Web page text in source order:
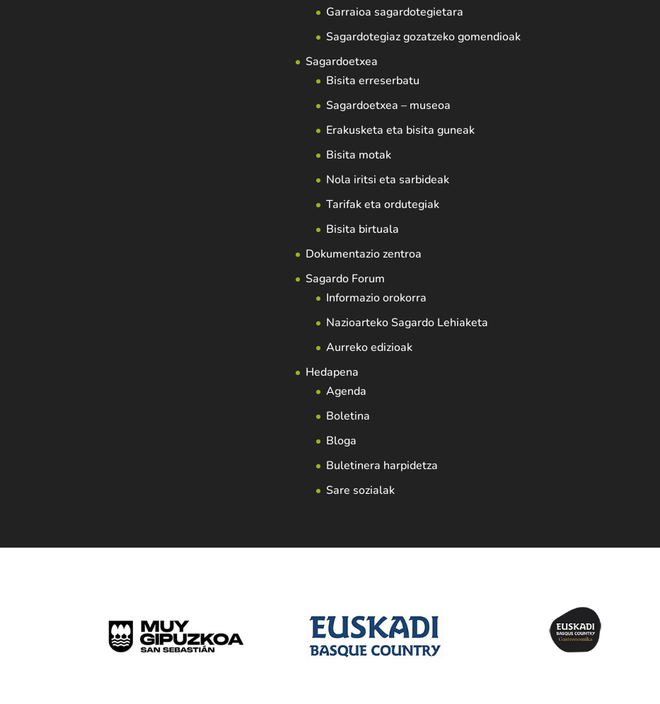
Garraioa sagardotegietara
Sagardotegiaz gozatzeko gomendioak
Sagardoetxea
Bisita erreserbatu
Sagardoetxea – museoa
Erakusketa eta bisita guneak
Bisita motak
Nola iritsi eta sarbideak
Tarifak eta ordutegiak
Bisita birtuala
Dokumentazio zentroa
Sagardo Forum
Informazio orokorra
Nazioarteko Sagardo Lehiaketa
Aurreko edizioak
Hedapena
Agenda
Boletina
Bloga
Buletinera harpidetza
Sare sozialak